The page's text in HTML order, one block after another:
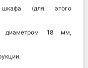
шкафа (для этого
диаметром 18 мм,